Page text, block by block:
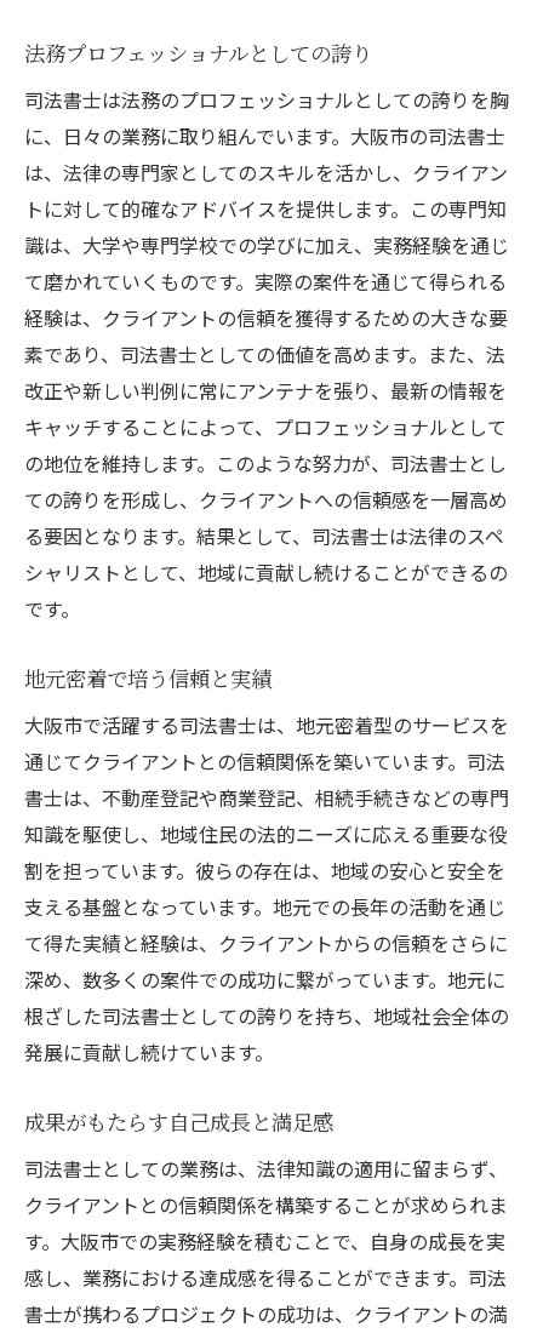
法務プロフェッショナルとしての誇り
司法書士は法務のプロフェッショナルとしての誇りを胸
に、日々の業務に取り組んでいます。大阪市の司法書士
は、法律の専門家としてのスキルを活かし、クライアン
トに対して的確なアドバイスを提供します。この専門知
識は、大学や専門学校での学びに加え、実務経験を通じ
て磨かれていくものです。実際の案件を通じて得られる
経験は、クライアントの信頼を獲得するための大きな要
素であり、司法書士としての価値を高めます。また、法
改正や新しい判例に常にアンテナを張り、最新の情報を
キャッチすることによって、プロフェッショナルとして
の地位を維持します。このような努力が、司法書士とし
ての誇りを形成し、クライアントへの信頼感を一層高め
る要因となります。結果として、司法書士は法律のスペ
シャリストとして、地域に貢献し続けることができるの
です。
地元密着で培う信頼と実績
大阪市で活躍する司法書士は、地元密着型のサービスを
通じてクライアントとの信頼関係を築いています。司法
書士は、不動産登記や商業登記、相続手続きなどの専門
知識を駆使し、地域住民の法的ニーズに応える重要な役
割を担っています。彼らの存在は、地域の安心と安全を
支える基盤となっています。地元での長年の活動を通じ
て得た実績と経験は、クライアントからの信頼をさらに
深め、数多くの案件での成功に繋がっています。地元に
根ざした司法書士としての誇りを持ち、地域社会全体の
発展に貢献し続けています。
成果がもたらす自己成長と満足感
司法書士としての業務は、法律知識の適用に留まらず、
クライアントとの信頼関係を構築することが求められま
す。大阪市での実務経験を積むことで、自身の成長を実
感し、業務における達成感を得ることができます。司法
書士が携わるプロジェクトの成功は、クライアントの満